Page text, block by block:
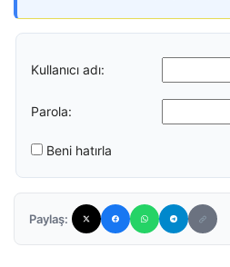
Kullanıcı adı:
Parola:
Beni hatırla
Paylaş: